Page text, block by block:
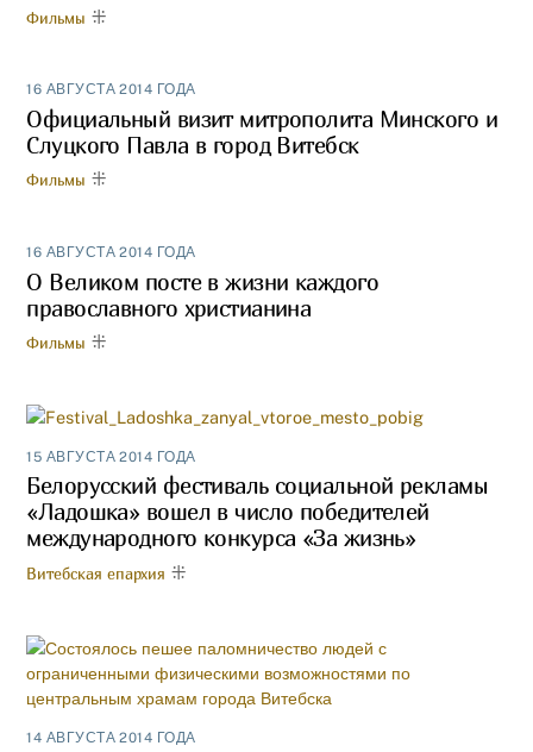
Фильмы
16 АВГУСТА 2014 ГОДА
Официальный визит митрополита Минского и
Слуцкого Павла в город Витебск
Фильмы
16 АВГУСТА 2014 ГОДА
О Великом посте в жизни каждого
православного христианина
Фильмы
15 АВГУСТА 2014 ГОДА
Белорусский фестиваль социальной рекламы
«Ладошка» вошел в число победителей
международного конкурса «За жизнь»
Витебская епархия
14 АВГУСТА 2014 ГОДА